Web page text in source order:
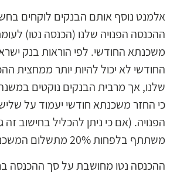
אלמנט נוסף אותם הבנקים לוקחים
ההכנסה הפנויה שלנו (הכנסה נטו) לעומת
משכנתא החודשי. לפי הוראות בנק
החודשי לא יכול להיות יותר ממחצית
שלנו, אך מרבית הבנקים נוקטים במשנה
כי החזר משכנתא חודשי יעמוד על שליש
הפנויה. (אם כי ניתן להכליל בחישוב זה
משתתף בלפחות 20% מתשלום המשכנתא)
ההכנסה נטו מחושבת על סך ההכנסה